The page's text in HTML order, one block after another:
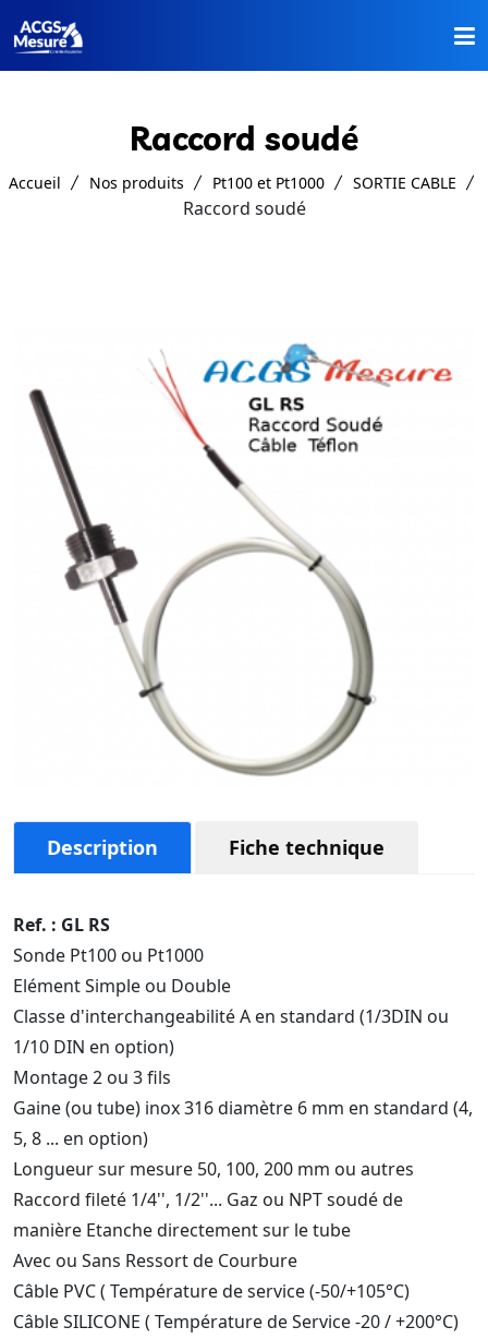
Nos ProduitsRaccord soudé
Accueil Nos produits Pt100 et Pt1000 SORTIE CABLE
Raccord soudé
Description Fiche technique
Ref. : GL RS
Sonde Pt100 ou Pt1000
Elément Simple ou Double
Classe d'interchangeabilité A en standard (1/3DIN ou
1/10 DIN en option)
Montage 2 ou 3 fils
Gaine (ou tube) inox 316 diamètre 6 mm en standard (4,
5, 8 ... en option)
Longueur sur mesure 50, 100, 200 mm ou autres
Raccord fileté 1/4'', 1/2''... Gaz ou NPT soudé de
manière Etanche directement sur le tube
Avec ou Sans Ressort de Courbure
Câble PVC ( Température de service (-50/+105°C)
Câble SILICONE ( Température de Service -20 / +200°C)